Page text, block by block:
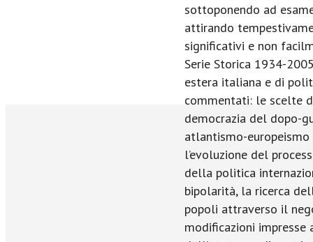
sottoponendo ad
attirando
significativi e non
Serie Storica 1934-
estera italiana e di
commentati: le scelte
democrazia del dopo-
atlantismo-
l’evoluzione del
della politica
bipolarità, la ricerca
popoli attraverso il
modificazioni